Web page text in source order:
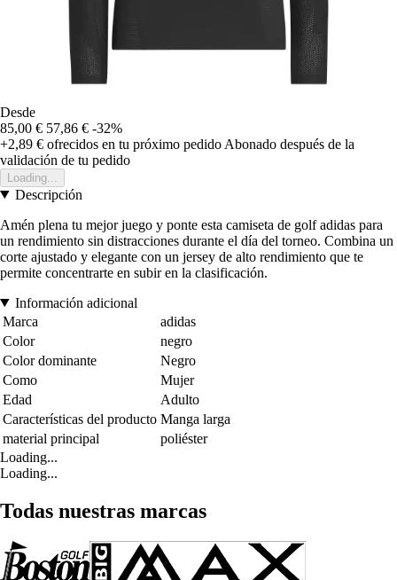
Desde
85,00 € 57,86 € -32%
+2,89 € ofrecidos en tu próximo pedido Abonado después de la
validación de tu pedido
Loading...
Descripción
Amén plena tu mejor juego y ponte esta camiseta de golf adidas para
un rendimiento sin distracciones durante el día del torneo. Combina un
corte ajustado y elegante con un jersey de alto rendimiento que te
permite concentrarte en subir en la clasificación.
Información adicional
Marca
adidas
Color
negro
Color dominante
Negro
Como
Mujer
Edad
Adulto
Características del producto Manga larga
material principal
poliéster
Loading...
Loading...
Todas nuestras marcas